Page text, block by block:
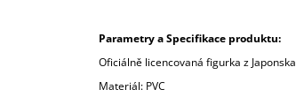
Parametry a Specifikace produktu:
Oficiálně licencovaná figurka z Japonska
Materiál: PVC